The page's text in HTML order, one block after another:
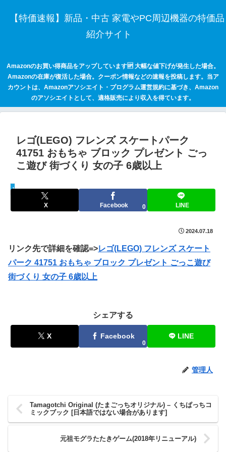
【特価速報】新品・中古 家電やPC周辺機器の特価品
紹介サイト
Amazonのお買い得商品をアップしています🆙 大幅な値下げが発生した場合。
Amazonの在庫が復活した場合。クーポン情報などの速報を投稿します。当ア
カウントは、Amazonアソシエイト・プログラム運営規約に基づき、Amazon
のアソシエイトとして、適格販売により収入を得ています。
レゴ(LEGO) フレンズ スケートパーク
41751 おもちゃ ブロック プレゼント ごっ
こ遊び 街づくり 女の子 6歳以上
keepaトラッキング
X Facebook 0 LINE
2024.07.18
リンク先で詳細を確認=>レゴ(LEGO) フレンズ スケート
パーク 41751 おもちゃ ブロック プレゼント ごっこ遊び
街づくり 女の子 6歳以上
シェアする
X Facebook
0
LINE
管理人
Tamagotchi Original (たまごっちオリジナル) – くちぱっちコ
ミックブック [日本語ではない場合があります]
元祖モグラたたきゲーム(2018年リニューアル)